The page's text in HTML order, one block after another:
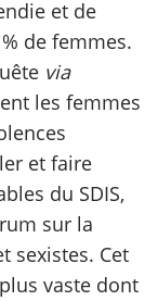
et de
de femmes.
via
les femmes
et faire
du SDIS,
sur la
sexistes. Cet
vaste dont